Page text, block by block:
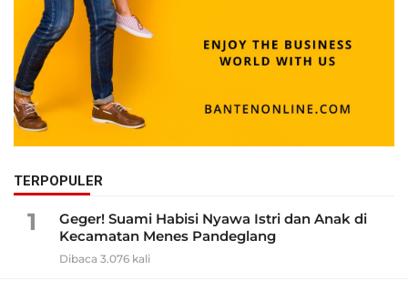
TERPOPULER
1
Geger! Suami Habisi Nyawa Istri dan Anak di
Kecamatan Menes Pandeglang
Dibaca 3.076 kali